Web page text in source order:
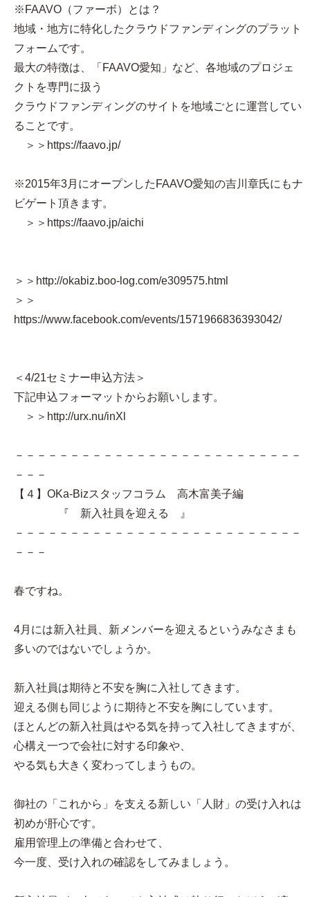
※FAAVO（ファーボ）とは？
地域・地方に特化したクラウドファンディングのプラット
フォームです。
最大の特徴は、「FAAVO愛知」など、各地域のプロジェ
クトを専門に扱う
クラウドファンディングのサイトを地域ごとに運営してい
ることです。
＞＞https://faavo.jp/
※2015年3月にオープンしたFAAVO愛知の吉川章氏にもナ
ビゲート頂きます。
＞＞https://faavo.jp/aichi
＞＞http://okabiz.boo-log.com/e309575.html
＞＞
https://www.facebook.com/events/1571966836393042/
＜4/21セミナー申込方法＞
下記申込フォーマットからお願いします。
＞＞http://urx.nu/inXl
－－－－－－－－－－－－－－－－－－－－－－－－－－
－－－
【４】OKa-Bizスタッフコラム 高木富美子編
『 新入社員を迎える 』
－－－－－－－－－－－－－－－－－－－－－－－－－－
－－－
春ですね。
4月には新入社員、新メンバーを迎えるというみなさまも
多いのではないでしょうか。
新入社員は期待と不安を胸に入社してきます。
迎える側も同じように期待と不安を胸にしています。
ほとんどの新入社員はやる気を持って入社してきますが、
心構え一つで会社に対する印象や、
やる気も大きく変わってしまうもの。
御社の「これから」を支える新しい「人財」の受け入れは
初めが肝心です。
雇用管理上の準備と合わせて、
今一度、受け入れの確認をしてみましょう。